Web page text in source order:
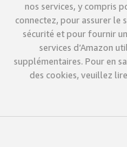
nos services, y compris
connectez, pour assurer le
sécurité et pour fournir
services d’Amazon
supplémentaires. Pour en
des cookies, veuillez